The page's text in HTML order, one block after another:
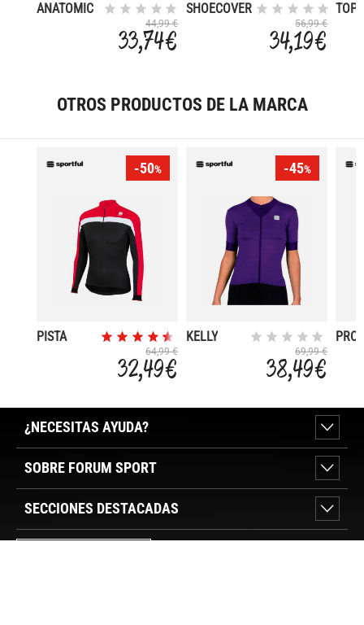
ANATOMIC
44,99 €
33,74 €
SHOECOVER
56,99 €
34,19 €
TOP
OTROS PRODUCTOS DE LA MARCA
-50%
PISTA
64,99 €
32,49 €
-45%
KELLY
69,99 €
38,49 €
PRO
¿NECESITAS AYUDA?
SOBRE FORUM SPORT
SECCIONES DESTACADAS